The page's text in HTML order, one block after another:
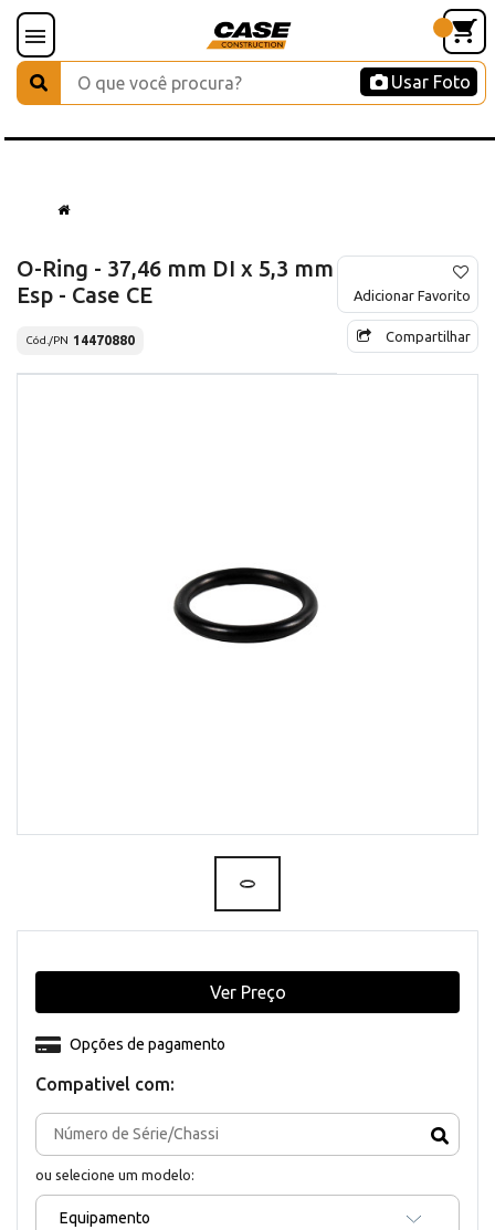
Usar Foto
O-Ring - 37,46 mm DI x 5,3 mm
Esp - Case CE
Cód./PN 14470880
Adicionar Favorito
Compartilhar
Compativel com:
ou selecione um modelo:
Equipamento
Opções de pagamento
Ver Preço